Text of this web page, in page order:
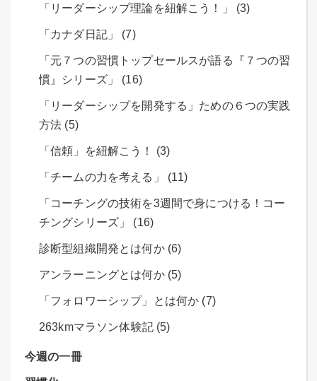
「リーダーシップ理論を紐解こう！」 (3)
「カナダ日記」 (7)
「元７つの習慣トップセールスが語る『７つの習
慣』シリーズ」 (16)
「リーダーシップを開発する」ための６つの実践
方法 (5)
「信頼」を紐解こう！ (3)
「チームの力を考える」 (11)
「コーチングの技術を3週間で身につける！コー
チングシリーズ」 (16)
診断型組織開発とは何か (6)
アンラーニングとは何か (5)
「フォロワーシップ」とは何か (7)
263kmマラソン体験記 (5)
今週の一冊